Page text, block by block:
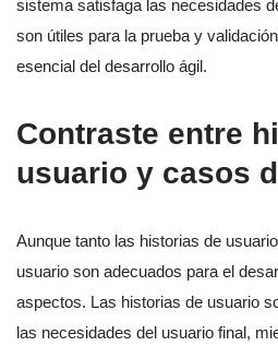
sistema satisfaga las necesidades
son útiles para la prueba y
esencial del desarrollo ágil.
Contraste entre
usuario y casos
Aunque tanto las historias de
usuario son adecuados para el
aspectos. Las historias de usuario
las necesidades del usuario final,